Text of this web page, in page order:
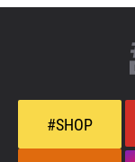
#SHOP